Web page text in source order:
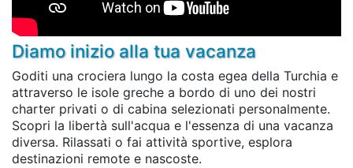
Diamo inizio alla tua vacanza
Goditi una crociera lungo la costa egea della Turchia e
attraverso le isole greche a bordo di uno dei nostri
charter privati o di cabina selezionati personalmente.
Scopri la libertà sull'acqua e l'essenza di una vacanza
diversa. Rilassati o fai attività sportive, esplora
destinazioni remote e nascoste.